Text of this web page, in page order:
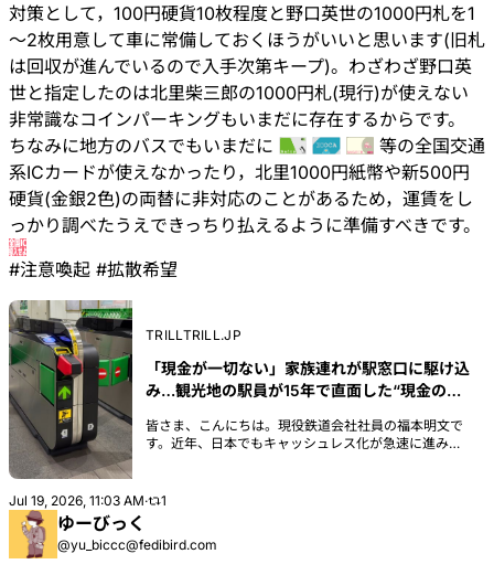
対策として，100円硬貨10枚程度と野口英世の1000円札を1
～2枚用意して車に常備しておくほうがいいと思います(旧札
は回収が進んでいるので入手次第キープ)。わざわざ野口英
世と指定したのは北里柴三郎の1000円札(現行)が使えない
非常識なコインパーキングもいまだに存在するからです。
ちなみに地方のバスでもいまだに
等の全国交通
系ICカードが使えなかったり，北里1000円紙幣や新500円
硬貨(金銀2色)の両替に非対応のことがあるため，運賃をし
っかり調べたうえできっちり払えるように準備すべきです。
#注意喚起 #拡散希望
TRILLTRILL.JP
「現金が一切ない」家族連れが駅窓口に駆け込
み…観光地の駅員が15年で直面した“現金の壁”
皆さま、こんにちは。現役鉄道会社社員の福本明文で
す。近年、日本でもキャッシュレス化が急速に進み、
都心を離れたり、特定の施設を利用したりすると、ま
を抱えたエピソードをもとに、キャッシュレス化の過
Jul 19, 2026, 11:03 AM· 1
ゆーびっく
@yu_biccc@fedibird.com